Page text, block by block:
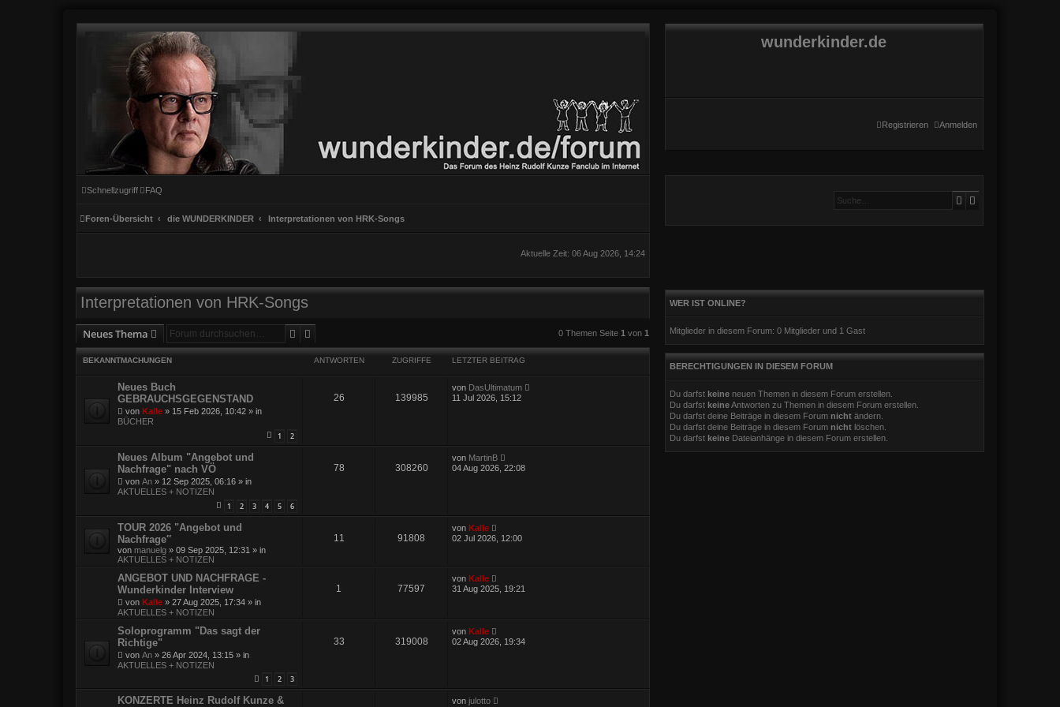
wunderkinder.de
Anmelden
Registrieren
Schnellzugriff FAQ
Foren-Übersicht die WUNDERKINDER Interpretationen von HRK-Songs
Suche
Aktuelle Zeit: 06 Aug 2026, 14:24
Interpretationen von HRK-Songs
Neues Thema Suche 0 Themen Seite 1 von 1
BEKANNTMACHUNGEN ANTWORTEN ZUGRIFFE LETZTER BEITRAG
Neues Buch
GEBRAUCHSGEGENSTAND
von Kalle » 15 Feb 2026, 10:42 » in
BÜCHER
1 2
26 139985
von DasUltimatum
11 Jul 2026, 15:12
Neues Album "Angebot und
Nachfrage" nach VÖ
von An » 12 Sep 2025, 06:16 » in
AKTUELLES + NOTIZEN
1 2 3 4 5 6
78 308260
von MartinB
04 Aug 2026, 22:08
TOUR 2026 "Angebot und
Nachfrage″
von manuelg » 09 Sep 2025, 12:31 » in
AKTUELLES + NOTIZEN
11 91808
vonKalle
02 Jul 2026, 12:00
ANGEBOT UND NACHFRAGE -
Wunderkinder Interview
von Kalle » 27 Aug 2025, 17:34 » in
AKTUELLES + NOTIZEN
1 77597
vonKalle
31 Aug 2025, 19:21
Soloprogramm "Das sagt der
Richtige"
von An » 26 Apr 2024, 13:15 » in
AKTUELLES + NOTIZEN
1 2 3
33 319008
vonKalle
02 Aug 2026, 19:34
KONZERTE Heinz Rudolf Kunze &
vonjulotto
WER IST ONLINE?
Mitglieder in diesem Forum: 0 Mitglieder und 1 Gast
BERECHTIGUNGEN IN DIESEM FORUM
Du darfst keineneuen Themen in diesem Forum erstellen.
Du darfst keineAntworten zu Themen in diesem Forum erstellen.
Du darfst deine Beiträge in diesem Forum nichtändern.
Du darfst deine Beiträge in diesem Forum nichtlöschen.
Du darfst keineDateianhänge in diesem Forum erstellen.